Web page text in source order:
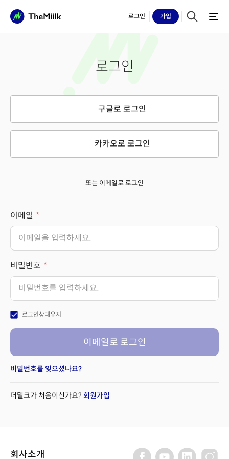
로그인 가입
로그인
구글로 로그인
카카오로 로그인
또는 이메일로 로그인
이메일
비밀번호
check_box 로그인상태유지
이메일로 로그인
비밀번호를 잊으셨나요?
더밀크가 처음이신가요? 회원가입
회사소개